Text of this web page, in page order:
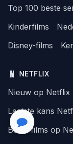
Top 100 beste
Kinderfilms
Disney-films
NETFLIX
Nieuw op Netflix
Laatste kans
Beste films op